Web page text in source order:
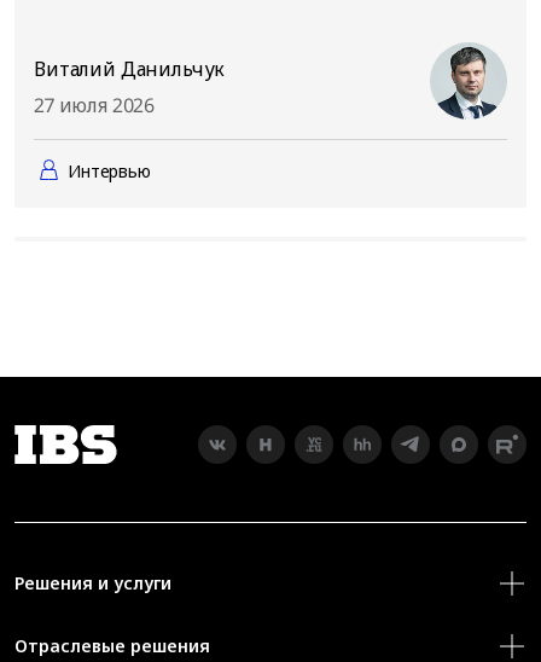
Виталий Данильчук
27 июля 2026
Интервью
Решения и услуги
Отраслевые решения